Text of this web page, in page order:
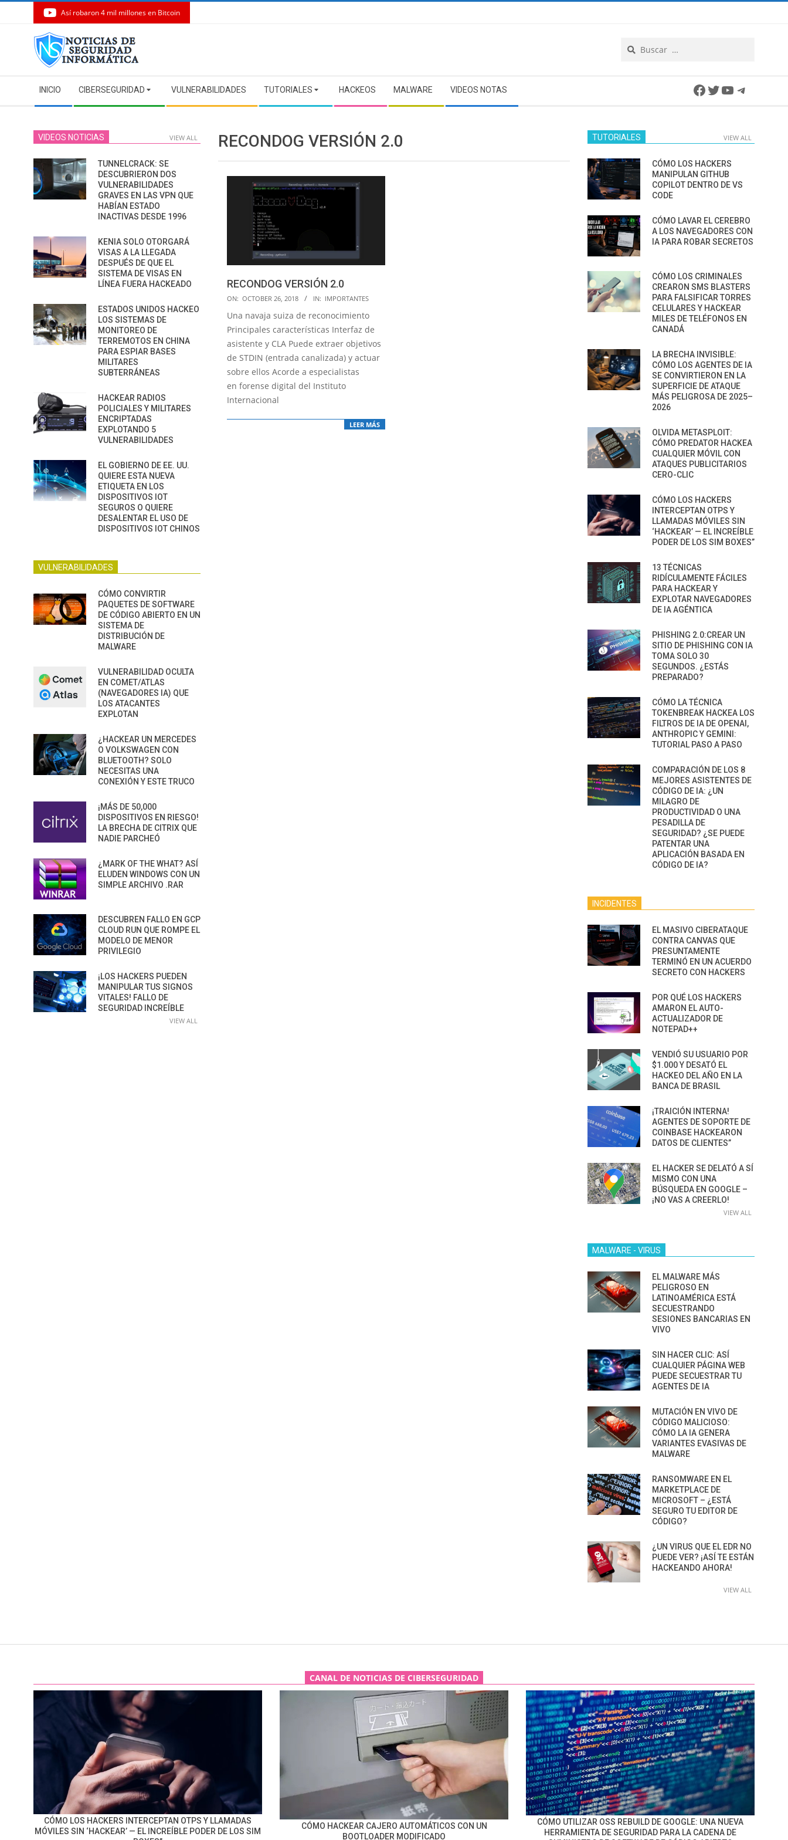
Así robaron 4 mil millones en Bitcoin
Navigation
Menu
INICIO CIBERSEGURIDAD VULNERABILIDADES TUTORIALES HACKEOS MALWARE VIDEOS NOTAS Facebook
Twitter
YouTube
RECONDOG VERSIÓN 2.0
RECONDOG VERSIÓN 2.0
2018-
10-
26
ON: OCTOBER 26, 2018 IN: IMPORTANTES
Una navaja suiza de reconocimiento
Principales características Interfaz de
asistente y CLA Puede extraer objetivos
de STDIN (entrada canalizada) y actuar
sobre ellos Acorde a especialistas
en forense digital del Instituto
Internacional
LEER MÁS
VIDEOS NOTICIAS VIEW ALL
TUNNELCRACK: SE
DESCUBRIERON DOS
VULNERABILIDADES
GRAVES EN LAS VPN QUE
HABÍAN ESTADO
INACTIVAS DESDE 1996
KENIA SOLO OTORGARÁ
VISAS A LA LLEGADA
DESPUÉS DE QUE EL
SISTEMA DE VISAS EN
LÍNEA FUERA HACKEADO
ESTADOS UNIDOS HACKEO
LOS SISTEMAS DE
MONITOREO DE
TERREMOTOS EN CHINA
PARA ESPIAR BASES
MILITARES
SUBTERRÁNEAS
HACKEAR RADIOS
POLICIALES Y MILITARES
ENCRIPTADAS
EXPLOTANDO 5
VULNERABILIDADES
EL GOBIERNO DE EE. UU.
QUIERE ESTA NUEVA
ETIQUETA EN LOS
DISPOSITIVOS IOT
SEGUROS O QUIERE
DESALENTAR EL USO DE
DISPOSITIVOS IOT CHINOS
VULNERABILIDADES
CÓMO CONVIRTIR
PAQUETES DE SOFTWARE
DE CÓDIGO ABIERTO EN UN
SISTEMA DE
DISTRIBUCIÓN DE
MALWARE
VULNERABILIDAD OCULTA
EN COMET/ATLAS
(NAVEGADORES IA) QUE
LOS ATACANTES
EXPLOTAN
¿HACKEAR UN MERCEDES
O VOLKSWAGEN CON
BLUETOOTH? SOLO
NECESITAS UNA
CONEXIÓN Y ESTE TRUCO
¡MÁS DE 50,000
DISPOSITIVOS EN RIESGO!
LA BRECHA DE CITRIX QUE
NADIE PARCHEÓ
¿MARK OF THE WHAT? ASÍ
ELUDEN WINDOWS CON UN
SIMPLE ARCHIVO .RAR
DESCUBREN FALLO EN GCP
CLOUD RUN QUE ROMPE EL
MODELO DE MENOR
PRIVILEGIO
¡LOS HACKERS PUEDEN
MANIPULAR TUS SIGNOS
VITALES! FALLO DE
SEGURIDAD INCREÍBLE
VIEW ALL
TUTORIALES VIEW ALL
CÓMO LOS HACKERS
MANIPULAN GITHUB
COPILOT DENTRO DE VS
CODE
CÓMO LAVAR EL CEREBRO
A LOS NAVEGADORES CON
IA PARA ROBAR SECRETOS
CÓMO LOS CRIMINALES
CREARON SMS BLASTERS
PARA FALSIFICAR TORRES
CELULARES Y HACKEAR
MILES DE TELÉFONOS EN
CANADÁ
LA BRECHA INVISIBLE:
CÓMO LOS AGENTES DE IA
SE CONVIRTIERON EN LA
SUPERFICIE DE ATAQUE
MÁS PELIGROSA DE 2025–
2026
OLVIDA METASPLOIT:
CÓMO PREDATOR HACKEA
CUALQUIER MÓVIL CON
ATAQUES PUBLICITARIOS
CERO-CLIC
CÓMO LOS HACKERS
INTERCEPTAN OTPS Y
LLAMADAS MÓVILES SIN
‘HACKEAR’ — EL INCREÍBLE
PODER DE LOS SIM BOXES”
13 TÉCNICAS
RIDÍCULAMENTE FÁCILES
PARA HACKEAR Y
EXPLOTAR NAVEGADORES
DE IA AGÉNTICA
PHISHING 2.0:CREAR UN
SITIO DE PHISHING CON IA
TOMA SOLO 30
SEGUNDOS. ¿ESTÁS
PREPARADO?
CÓMO LA TÉCNICA
TOKENBREAK HACKEA LOS
FILTROS DE IA DE OPENAI,
ANTHROPIC Y GEMINI:
TUTORIAL PASO A PASO
COMPARACIÓN DE LOS 8
MEJORES ASISTENTES DE
CÓDIGO DE IA: ¿UN
MILAGRO DE
PRODUCTIVIDAD O UNA
PESADILLA DE
SEGURIDAD? ¿SE PUEDE
PATENTAR UNA
APLICACIÓN BASADA EN
CÓDIGO DE IA?
INCIDENTES
EL MASIVO CIBERATAQUE
CONTRA CANVAS QUE
PRESUNTAMENTE
TERMINÓ EN UN ACUERDO
SECRETO CON HACKERS
POR QUÉ LOS HACKERS
AMARON EL AUTO-
ACTUALIZADOR DE
NOTEPAD++
VENDIÓ SU USUARIO POR
$1.000 Y DESATÓ EL
HACKEO DEL AÑO EN LA
BANCA DE BRASIL
¡TRAICIÓN INTERNA!
AGENTES DE SOPORTE DE
COINBASE HACKEARON
DATOS DE CLIENTES”
EL HACKER SE DELATÓ A SÍ
MISMO CON UNA
BÚSQUEDA EN GOOGLE –
¡NO VAS A CREERLO!
VIEW ALL
MALWARE - VIRUS
EL MALWARE MÁS
PELIGROSO EN
LATINOAMÉRICA ESTÁ
SECUESTRANDO
SESIONES BANCARIAS EN
VIVO
SIN HACER CLIC: ASÍ
CUALQUIER PÁGINA WEB
PUEDE SECUESTRAR TU
AGENTES DE IA
MUTACIÓN EN VIVO DE
CÓDIGO MALICIOSO:
CÓMO LA IA GENERA
VARIANTES EVASIVAS DE
MALWARE
RANSOMWARE EN EL
MARKETPLACE DE
MICROSOFT – ¿ESTÁ
SEGURO TU EDITOR DE
CÓDIGO?
¿UN VIRUS QUE EL EDR NO
PUEDE VER? ¡ASÍ TE ESTÁN
HACKEANDO AHORA!
VIEW ALL
CANAL DE NOTICIAS DE CIBERSEGURIDAD
CÓMO LOS HACKERS INTERCEPTAN OTPS Y LLAMADAS
MÓVILES SIN ‘HACKEAR’ — EL INCREÍBLE PODER DE LOS SIM
CÓMO HACKEAR CAJERO AUTOMÁTICOS CON UN
BOOTLOADER MODIFICADO
CÓMO UTILIZAR OSS REBUILD DE GOOGLE: UNA NUEVA
HERRAMIENTA DE SEGURIDAD PARA LA CADENA DE